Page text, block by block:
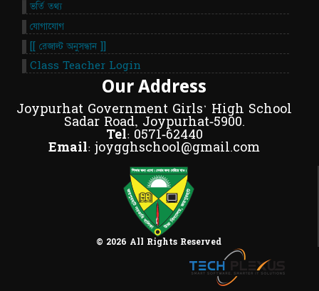
© 2026 All Rights Reserved
Our Address
Joypurhat Government Girls' High School
Sadar Road, Joypurhat-5900.
Tel: 0571-62440
Email: joygghschool@gmail.com
ভর্তি তথ্য
যোগাযোগ
[[ রেজাল্ট অনুসন্ধান ]]
Class Teacher Login